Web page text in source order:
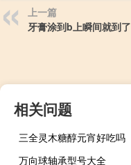
上一篇
牙膏涂到b上瞬间就到了
相关问题
三全灵木糖醇元宵好吃吗
万向球轴承型号大全